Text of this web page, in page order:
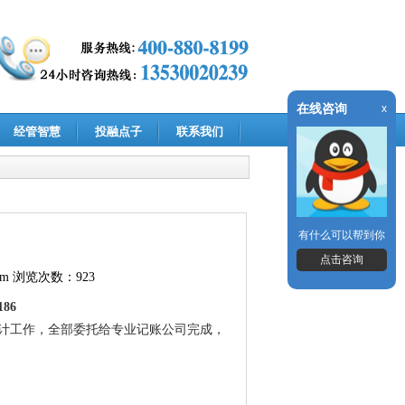
经管智慧 投融点子 联系我们
浏览次数：923
作，全部委托给专业记账公司完成，
在线咨询 x
有什么可以帮到你
点击咨询